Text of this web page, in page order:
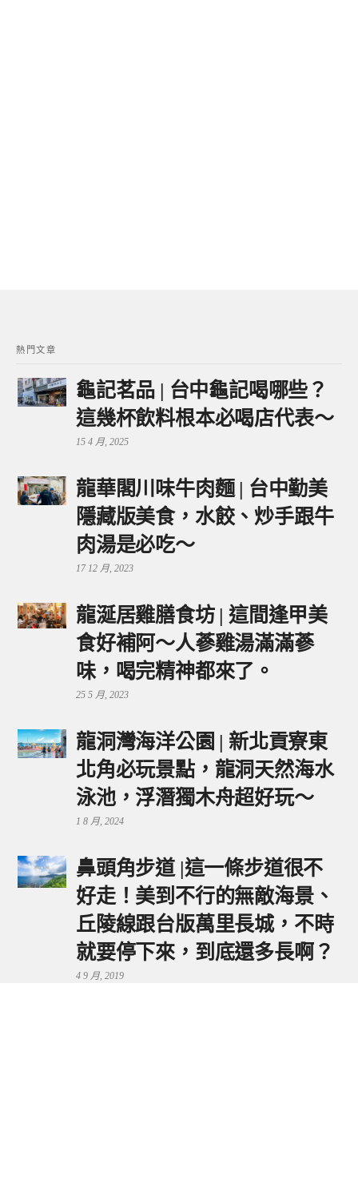
熱門文章
龜記茗品 | 台中龜記喝哪些？
這幾杯飲料根本必喝店代表～
15 4 月, 2025
龍華閣川味牛肉麵 | 台中勤美
隱藏版美食，水餃、炒手跟牛
肉湯是必吃～
17 12 月, 2023
龍涎居雞膳食坊 | 這間逢甲美
食好補阿～人蔘雞湯滿滿蔘
味，喝完精神都來了。
25 5 月, 2023
龍洞灣海洋公園 | 新北貢寮東
北角必玩景點，龍洞天然海水
泳池，浮潛獨木舟超好玩～
1 8 月, 2024
鼻頭角步道 |這一條步道很不
好走！美到不行的無敵海景、
丘陵線跟台版萬里長城，不時
就要停下來，到底還多長啊？
4 9 月, 2019